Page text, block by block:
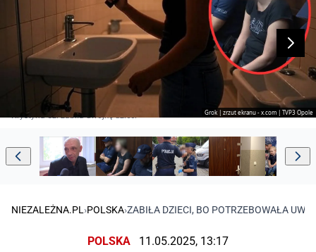
Grok | zrzut ekranu - x.com | TVP3 Opole
Krystyna Sz. zabiła dwójkę dzieci
NIEZALEŻNA.PL ›POLSKA›ZABIŁA DZIECI, BO POTRZEBOWAŁA
POLSKA 11.05.2025, 13:17